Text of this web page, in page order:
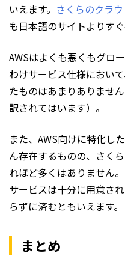
いえます。 さくらのクラ
も日本語のサイトよりす
AWSはよくも悪くもグロ
わけサービス仕様におい
たものはあまりありませ
訳されてはいます）。
また、AWS向けに特化し
ん存在するものの、さく
れほど多くはありません
サービスは十分に用意さ
らずに済むともいえます。
まとめ